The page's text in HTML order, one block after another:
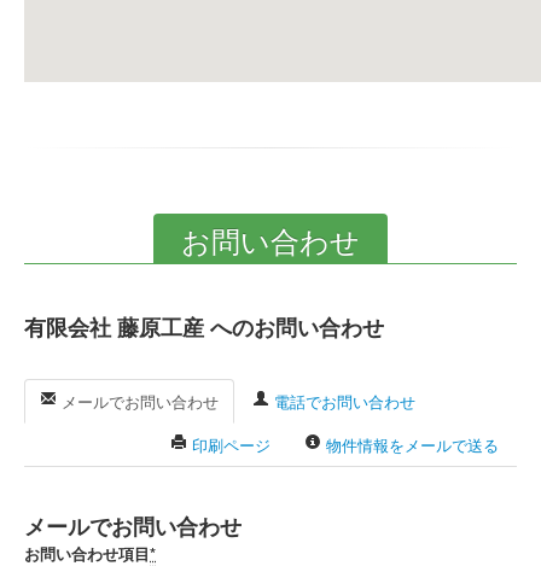
お問い合わせ
有限会社 藤原工産 へのお問い合わせ
メールでお問い合わせ
電話でお問い合わせ
物件情報をメールで送る
印刷ページ
メールでお問い合わせ
お問い合わせ項目*